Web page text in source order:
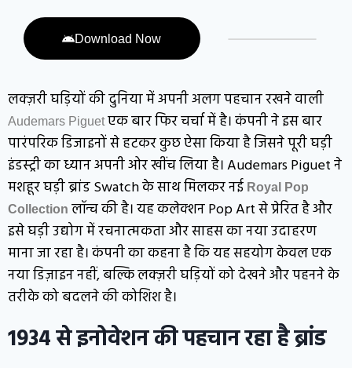
Download Now
लक्ज़री घड़ियों की दुनिया में अपनी अलग पहचान रखने वाली
Audemars Piguetएक बार फिर चर्चा में है। कंपनी ने इस बार
पारंपरिक डिजाइनों से हटकर कुछ ऐसा किया है जिसने पूरी घड़ी
इंडस्ट्री का ध्यान अपनी ओर खींच लिया है।Audemars Piguetने
मशहूर घड़ी ब्रांडSwatchके साथ मिलकर नई Royal Pop
Collection लॉन्च की है। यह कलेक्शन Pop Art से प्रेरित है और
इसे घड़ी उद्योग में रचनात्मकता और साहस का नया उदाहरण
माना जा रहा है। कंपनी का कहना है कि यह सहयोग केवल एक
नया डिज़ाइन नहीं, बल्कि लक्ज़री घड़ियों को देखने और पहनने के
तरीके को बदलने की कोशिश है।
1934 से इनोवेशन की पहचान रहा है ब्रांड